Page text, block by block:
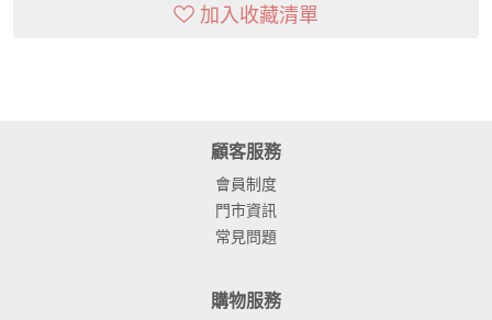
加入收藏清單
顧客服務
會員制度
門市資訊
常見問題
購物服務